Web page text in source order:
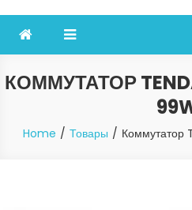
КОММУТАТОР
Home Товары Коммутатор